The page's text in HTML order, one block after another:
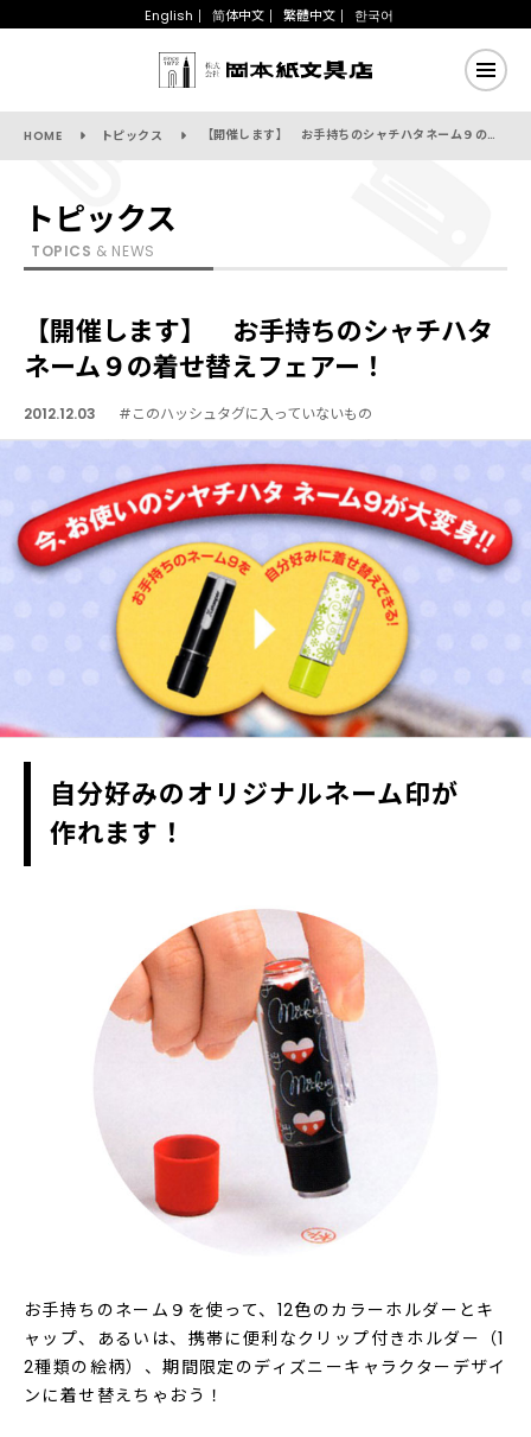
English 简体中文 繁體中文 한국어
HOME トピックス 【開催します】 お手持ちのシャチハタネーム９の着せ替えフェアー！
トピックス
TOPICS & NEWS
【開催します】 お手持ちのシャチハタ
ネーム９の着せ替えフェアー！
2012.12.03 #このハッシュタグに入っていないもの
自分好みのオリジナルネーム印が
作れます！
お手持ちのネーム９を使って、12色のカラーホルダーとキ
ャップ、あるいは、携帯に便利なクリップ付きホルダー（1
2種類の絵柄）、期間限定のディズニーキャラクターデザイ
ンに着せ替えちゃおう！